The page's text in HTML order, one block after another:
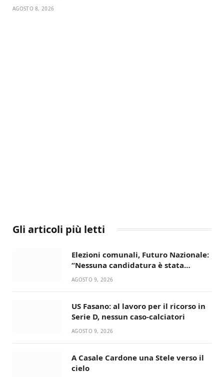
AGOSTO 8, 2026
Gli articoli più letti
Elezioni comunali, Futuro Nazionale:
“Nessuna candidatura è stata
ancora decisa”
AGOSTO 9, 2026
US Fasano: al lavoro per il ricorso in
Serie D, nessun caso-calciatori
AGOSTO 9, 2026
A Casale Cardone una Stele verso il
cielo